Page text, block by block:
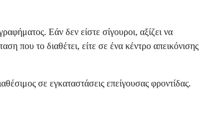
Εάν δεν είστε σίγουροι, αξίζει να
που το διαθέτει, είτε σε ένα κέντρο απεικόνισης
σε εγκαταστάσεις επείγουσας φροντίδας.